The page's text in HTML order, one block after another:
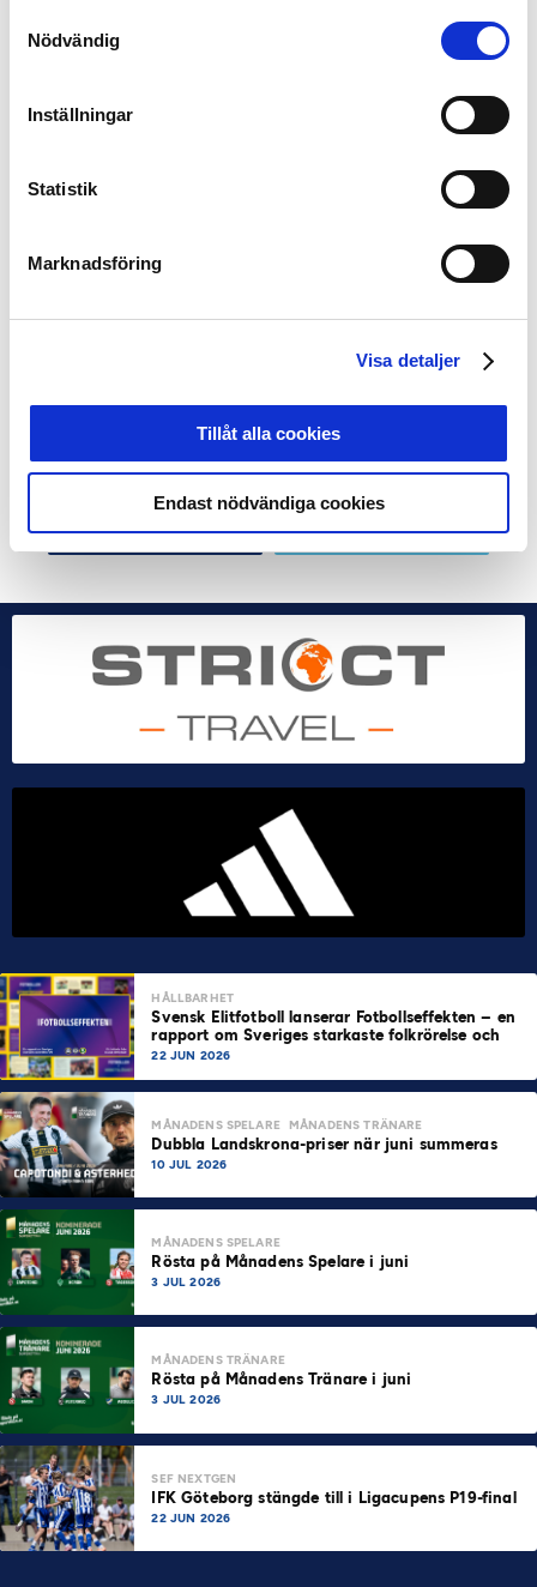
Nödvändig
Inställningar
Statistik
Marknadsföring
Visa detaljer
Tillåt alla cookies
Endast nödvändiga cookies
Vinnare 2021:
April: Aslak Fonn Witry, Djurgårdens IF
Månadens tränare Allsvenskan:
Maj: Alexander Ahl-Holmström, AFC Eskilstuna
April: Stefan Jacobsson, GAIS
Maj: Robin Asterhed/Jonas Thern, IFK Värnamo
Dela på Facebook Dela på Twitter
HÅLLBARHET
Svensk Elitfotboll lanserar Fotbollseffekten – en
rapport om Sveriges starkaste folkrörelse och
samhällskraft
22 JUN 2026
MÅNADENS SPELARE MÅNADENS TRÄNARE
Dubbla Landskrona-priser när juni summeras
10 JUL 2026
MÅNADENS SPELARE
Rösta på Månadens Spelare i juni
3 JUL 2026
MÅNADENS TRÄNARE
Rösta på Månadens Tränare i juni
3 JUL 2026
SEF NEXTGEN
IFK Göteborg stängde till i Ligacupens P19-final
22 JUN 2026